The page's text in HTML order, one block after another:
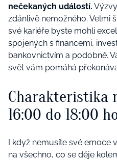
nečekaných událostí.
zdánlivě nemožného. Velmi
své kariéře byste mohli
spojených s financemi,
bankovnictvím a podobně.
svět vám pomáhá
Charakteristika
16:00 do 18:00
I když nemusíte své
na všechno, co se děje